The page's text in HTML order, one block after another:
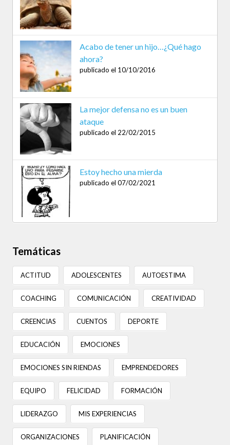
Acabo de tener un hijo…¿Qué hago
ahora?
publicado el 10/10/2016
La mejor defensa no es un buen
ataque
publicado el 22/02/2015
Estoy hecho una mierda
publicado el 07/02/2021
Temáticas
ACTITUD ADOLESCENTES AUTOESTIMA
COACHING COMUNICACIÓN CREATIVIDAD
CREENCIAS CUENTOS DEPORTE
EDUCACIÓN EMOCIONES
EMOCIONES SIN RIENDAS EMPRENDEDORES
EQUIPO FELICIDAD FORMACIÓN
LIDERAZGO MIS EXPERIENCIAS
ORGANIZACIONES PLANIFICACIÓN